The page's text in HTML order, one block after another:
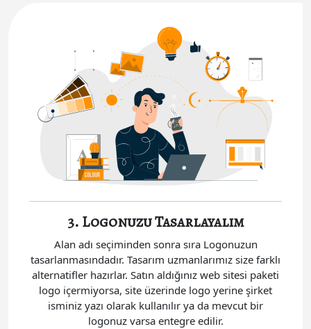
3. Logonuzu Tasarlayalım
Alan adı seçiminden sonra sıra Logonuzun
tasarlanmasındadır. Tasarım uzmanlarımız size farklı
alternatifler hazırlar. Satın aldığınız web sitesi paketi
logo içermiyorsa, site üzerinde logo yerine şirket
isminiz yazı olarak kullanılır ya da mevcut bir
logonuz varsa entegre edilir.